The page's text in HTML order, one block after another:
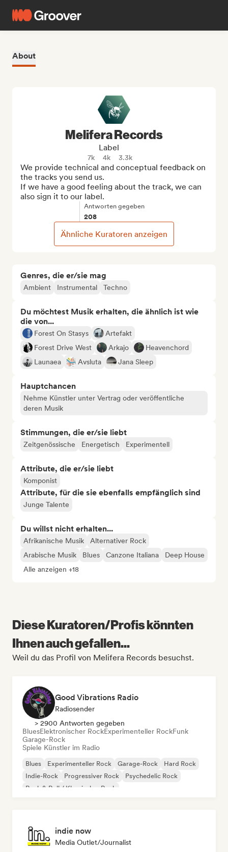
About
Genres, die er/sie mag
Ambient Instrumental Techno
Du möchtest Musik erhalten, die ähnlich ist wie
die von...
Forest On Stasys
Artefakt
Forest Drive West
Arkajo
Heavenchord
Launaea
Avsluta Jana Sleep
Hauptchancen
Nehme Künstler unter Vertrag oder veröffentliche
deren Musik
Stimmungen, die er/sie liebt
Zeitgenössische Energetisch Experimentell
Attribute, die er/sie liebt
Komponist
Attribute, für die sie ebenfalls empfänglich sind
Junge Talente
Du willst nicht erhalten...
Afrikanische Musik
Alternativer Rock
Arabische Musik
Blues Canzone Italiana
Deep House
Alle anzeigen +18
Melifera Records
Label
7k 4k 3.3k
We provide technical and conceptual feedback on
the tracks you send us.
If we have a good feeling about the track, we can
also sign it to our label.
Antworten gegeben
208
Ähnliche Kuratoren anzeigen
Diese Kuratoren/Profis könnten
Ihnen auch gefallen...
Weil du das Profil von Melifera Records besuchst.
Good Vibrations Radio
Radiosender
> 2900 Antworten gegeben
BluesElektronischer RockExperimenteller RockFunk
Garage-Rock
Spiele Künstler im Radio
Blues Experimenteller Rock Garage-Rock
Hard Rock
Indie-Rock
Progressiver Rock
Psychedelic Rock
Rock & Roll / Klassischer Rock
indie now
Media Outlet/Journalist